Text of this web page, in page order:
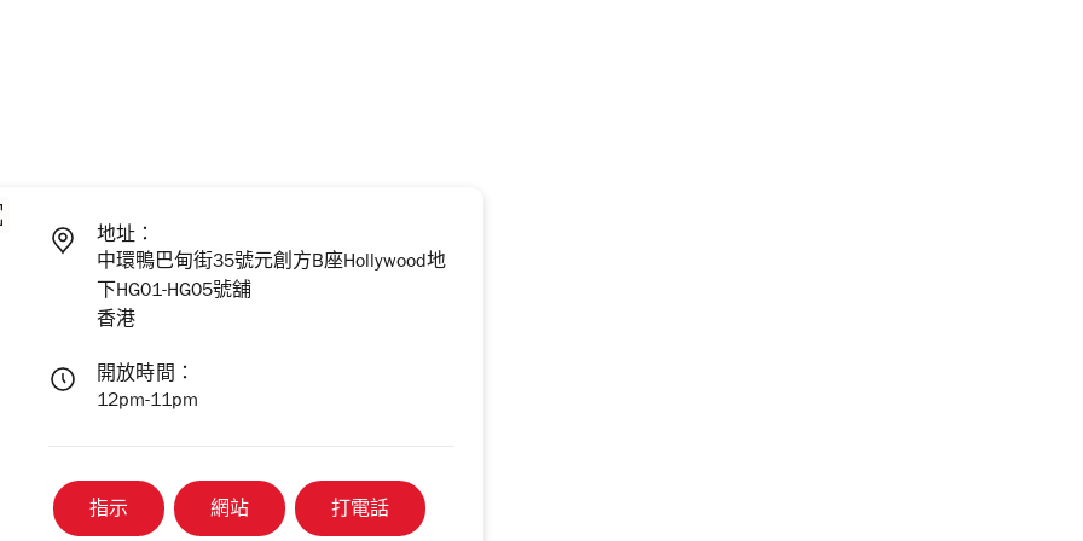
地址：
中環鴨巴甸街35號元創方B座Hollywood地
下HG01-HG05號舖
香港
開放時間：
12pm-11pm
指示 網站 打電話